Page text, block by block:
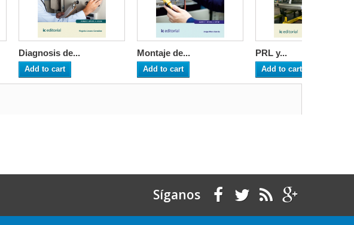
Diagnosis de...
Add to cart
Montaje de...
Add to cart
PRL y...
Add to cart
Síganos